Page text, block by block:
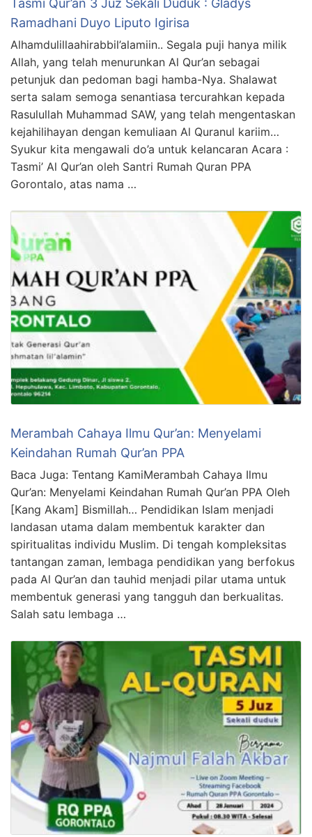
Ramadhani Duyo Liputo Igirisa
Alhamdulillaahirabbil’alamiin.. Segala puji hanya milik
Allah, yang telah menurunkan Al Qur’an sebagai
petunjuk dan pedoman bagi hamba-Nya. Shalawat
serta salam semoga senantiasa tercurahkan kepada
Rasulullah Muhammad SAW, yang telah mengentaskan
kejahilihayan dengan kemuliaan Al Quranul kariim…
Syukur kita mengawali do’a untuk kelancaran Acara :
Tasmi’ Al Qur’an oleh Santri Rumah Quran PPA
Gorontalo, atas nama …
Merambah Cahaya Ilmu Qur’an: Menyelami
Keindahan Rumah Qur’an PPA
Baca Juga: Tentang KamiMerambah Cahaya Ilmu
Qur’an: Menyelami Keindahan Rumah Qur’an PPA Oleh
[Kang Akam] Bismillah… Pendidikan Islam menjadi
landasan utama dalam membentuk karakter dan
spiritualitas individu Muslim. Di tengah kompleksitas
tantangan zaman, lembaga pendidikan yang berfokus
pada Al Qur’an dan tauhid menjadi pilar utama untuk
membentuk generasi yang tangguh dan berkualitas.
Salah satu lembaga …